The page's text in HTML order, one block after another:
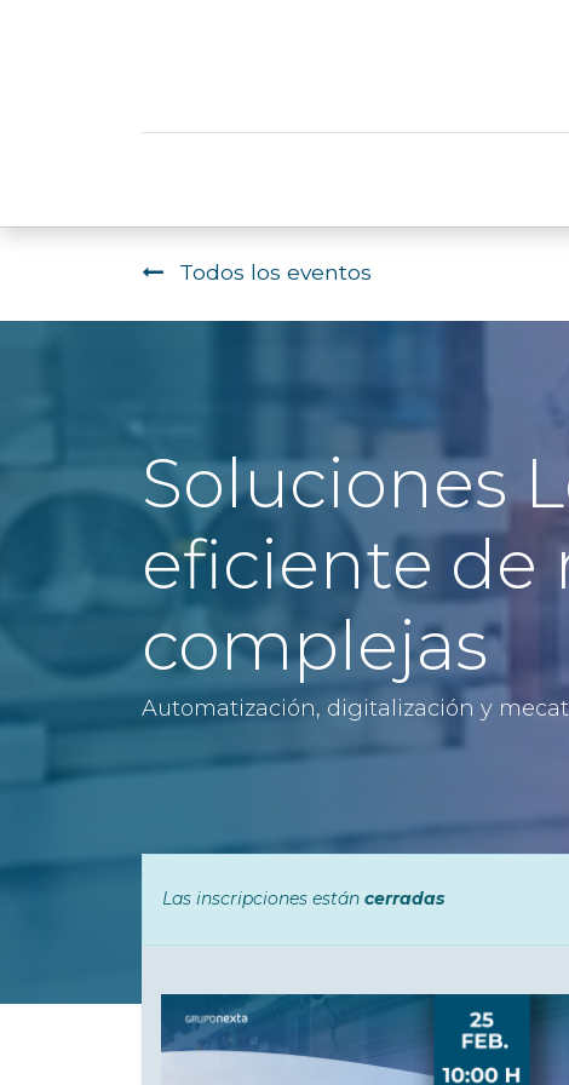
Todos los eventos
Soluciones
eficiente de
complejas
Automatización, digitalización y
Las inscripciones están cerradas